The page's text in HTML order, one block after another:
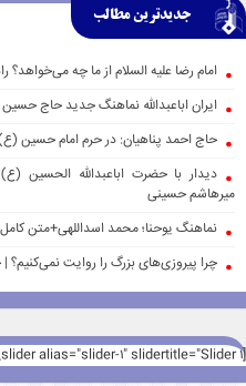
جدیدترین مطالب
امام رضا علیه السلام از ما چه می‌خواهد؟
ایران اباعبدالله نماهنگ جدید حاج
حاج احمد پناهیان: در حرم امام حسین
دیدار با حضرت اباعبدالله الحسین
میرهاشم حسینی
نماهنگ یوحنا؛ محمد اسداللهی+متن کامل
چرا پیروزی‌های بزرگ را روایت نمی‌کنیم؟
[rev_slider alias="slider-1" slidertitle="Slider 1"][/rev_slider]